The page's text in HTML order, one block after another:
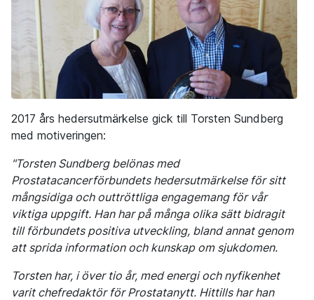
2017 års hedersutmärkelse gick till Torsten Sundberg
med motiveringen:
"Torsten Sundberg belönas med
Prostatacancerförbundets hedersutmärkelse för sitt
mångsidiga och outtröttliga engagemang för vår
viktiga uppgift. Han har på många olika sätt bidragit
till förbundets positiva utveckling, bland annat genom
att sprida information och kunskap om sjukdomen.
Torsten har, i över tio år, med energi och nyfikenhet
varit chefredaktör för Prostatanytt. Hittills har han